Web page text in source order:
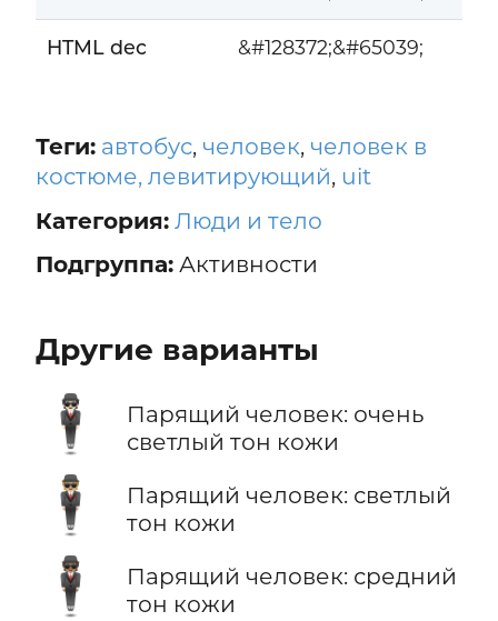
HTML dec &#128372;&#65039;
Теги: автобус, человек, человек в
костюме, левитирующий, uit
Категория: Люди и тело
Подгруппа:Активности
Другие варианты
🕴🏻
Парящий человек: очень
светлый тон кожи
🕴🏼
Парящий человек: светлый
тон кожи
🕴🏽
Парящий человек: средний
тон кожи